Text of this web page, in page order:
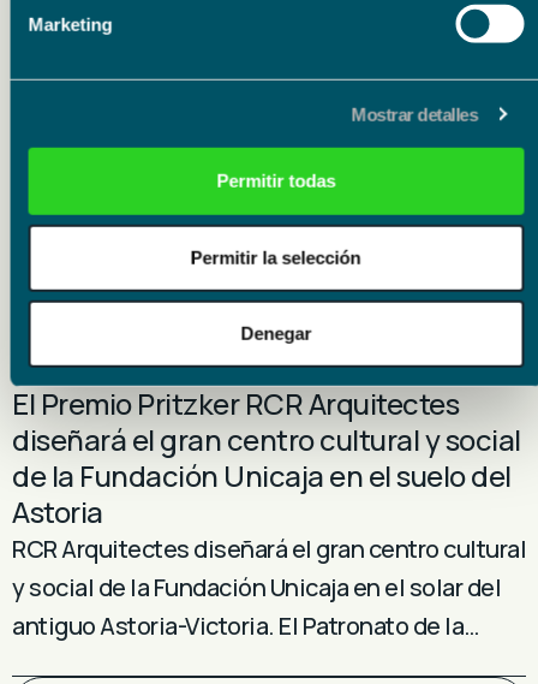
Marketing
Mostrar detalles
Permitir todas
Permitir la selección
Denegar
28 julio 2026
Fundación Unicaja patrocina la I
edición de la ‘San Antón Night Trail’
Fundación Unicaja patrocina la I edición de la
‘San Antón Night Trail’, una carrera nocturna de
montaña con fines solidarios que se celebrará…
Información Corporativa 28 julio 2026
El Premio Pritzker RCR Arquitectes
diseñará el gran centro cultural y social
de la Fundación Unicaja en el suelo del
Astoria
RCR Arquitectes diseñará el gran centro cultural
y social de la Fundación Unicaja en el solar del
antiguo Astoria-Victoria. El Patronato de la…